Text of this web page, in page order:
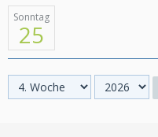
Sonntag
25